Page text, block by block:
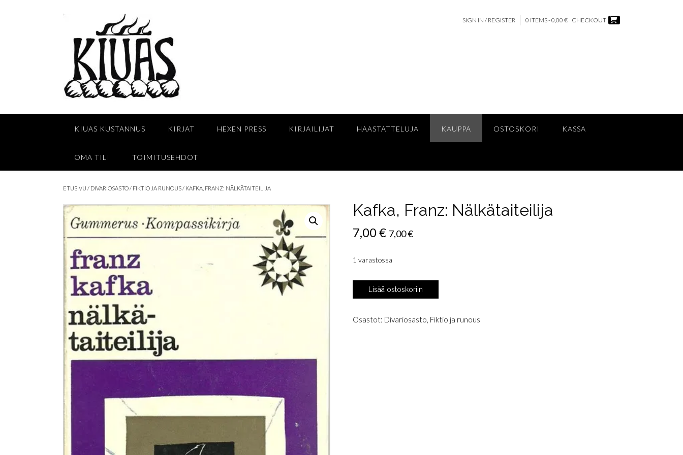
SIGN IN / REGISTER 0 ITEMS - 0,00 € CHECKOUT
KIUAS KUSTANNUS KIRJAT HEXEN PRESS KIRJAILIJAT HAASTATTELUJA KAUPPA OSTOSKORI KASSA
OMA TILI TOIMITUSEHDOT
ETUSIVU / DIVARIOSASTO/ FIKTIO JA RUNOUS/ KAFKA, FRANZ: NÄLKÄTAITEILIJA
Kafka, Franz: Nälkätaiteilija
7,00€ 7,00€
1 varastossa
Kafka,
Franz:
määrä
Lisää ostoskoriin
Osastot: Divariosasto, Fiktio ja runous